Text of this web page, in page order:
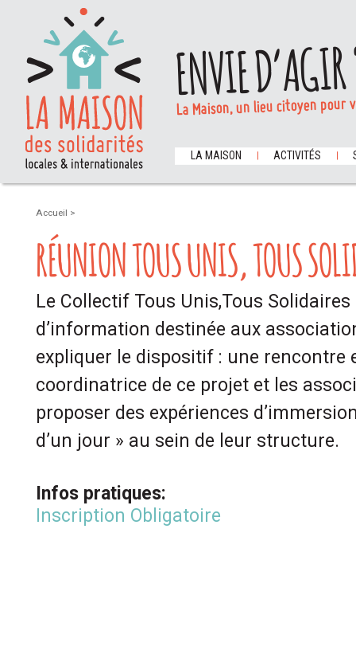
ENVIE
La Maison, un lieu citoyen
LA MAISON ACTIVITÉS
Accueil >
RÉUNION TOUS UNIS, TOUS
Le Collectif Tous Unis,Tous
d’information destinée aux
expliquer le dispositif : une rencontre
coordinatrice de ce projet et les
proposer des expériences
d’un jour » au sein de leur structure.
Infos pratiques:
Inscription Obligatoire